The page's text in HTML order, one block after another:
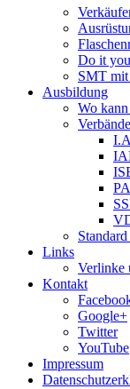
Do it
SMT mit
Ausbildung
Wo
Verbände
Links
Verlinke
Kontakt
Google+
Twitter
YouTube
Impressum